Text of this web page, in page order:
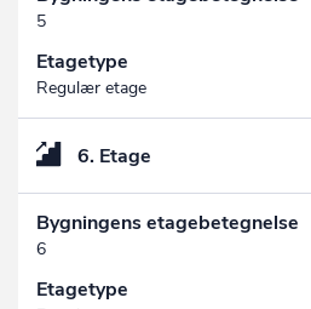
5
Etagetype
Regulær etage
6. Etage
Bygningens etagebetegnelse
6
Etagetype